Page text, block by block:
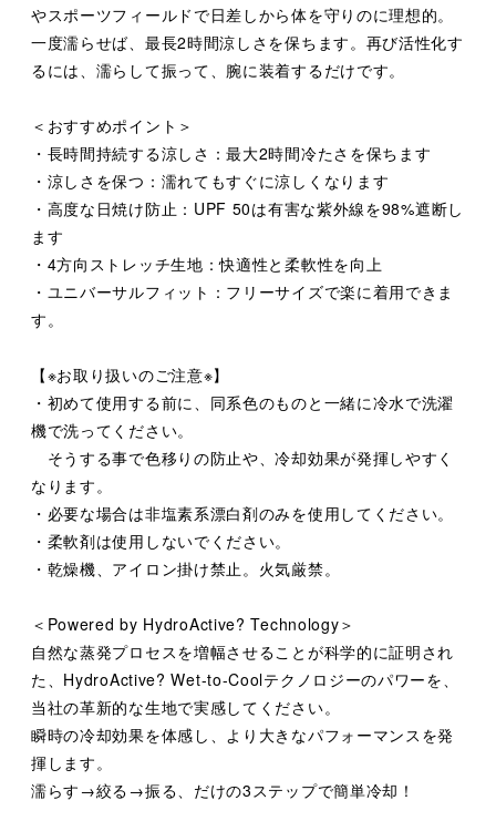
やスポーツフィールドで日差しから体を守りのに理想的。
一度濡らせば、最長2時間涼しさを保ちます。再び活性化す
るには、濡らして振って、腕に装着するだけです。
＜おすすめポイント＞
・長時間持続する涼しさ：最大2時間冷たさを保ちます
・涼しさを保つ：濡れてもすぐに涼しくなります
・高度な日焼け防止：UPF 50は有害な紫外線を98%遮断し
ます
・4方向ストレッチ生地：快適性と柔軟性を向上
・ユニバーサルフィット：フリーサイズで楽に着用できま
す。
【※お取り扱いのご注意※】
・初めて使用する前に、同系色のものと一緒に冷水で洗濯
機で洗ってください。
そうする事で色移りの防止や、冷却効果が発揮しやすく
なります。
・必要な場合は非塩素系漂白剤のみを使用してください。
・柔軟剤は使用しないでください。
・乾燥機、アイロン掛け禁止。火気厳禁。
＜Powered by HydroActive? Technology＞
自然な蒸発プロセスを増幅させることが科学的に証明され
た、HydroActive? Wet-to-Coolテクノロジーのパワーを、
当社の革新的な生地で実感してください。
瞬時の冷却効果を体感し、より大きなパフォーマンスを発
揮します。
濡らす→絞る→振る、だけの3ステップで簡単冷却！